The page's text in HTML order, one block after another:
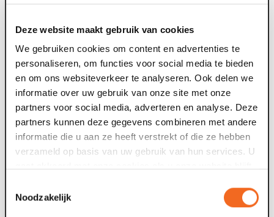
Deze website maakt gebruik van cookies
We gebruiken cookies om content en advertenties te
personaliseren, om functies voor social media te bieden
en om ons websiteverkeer te analyseren. Ook delen we
informatie over uw gebruik van onze site met onze
partners voor social media, adverteren en analyse. Deze
partners kunnen deze gegevens combineren met andere
informatie die u aan ze heeft verstrekt of die ze hebben
verzameld op basis van uw gebruik van hun services. U
Noodzakelijk
organisator van het evenement, de voorstelling of het
gebruik van uw gegevens ten behoeve van marketing
activiteiten van Maaspoort Theater & Events en/of haar
culturele partners, dan kunt u zich daarvoor te allen tijde
afmelden door gebruik te maken van de afmeldlink in het
e-mail bericht of Maaspoort hiervan op de hoogte te
stellen via privacy@maaspoort.nl.
beveiliging
Maaspoort heeft zorgvuldige en passende maatregelen
genomen om de systemen te beveiligen. Dit om te
persoonlijke informatie of dat de persoonlijke informatie